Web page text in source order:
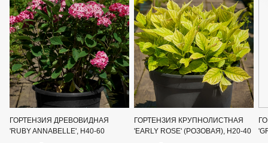
Ширина до 1.6
Ширина от 1.4
ГОРТЕНЗИЯ ДРЕВОВИДНАЯ
'RUBY ANNABELLE', H40-60
ГОРТЕНЗИЯ КРУПНОЛИСТНАЯ
'EARLY ROSE' (РОЗОВАЯ), H20-40